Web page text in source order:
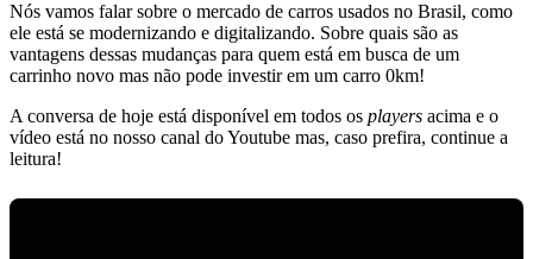
Nós vamos falar sobre o mercado de carros usados no Brasil, como
ele está se modernizando e digitalizando. Sobre quais são as
vantagens dessas mudanças para quem está em busca de um
carrinho novo mas não pode investir em um carro 0km!
A conversa de hoje está disponível em todos os players acima e o
vídeo está no nosso canal do Youtube mas, caso prefira, continue a
leitura!